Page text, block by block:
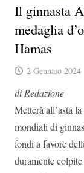
Il ginnasta
medaglia
Hamas
2 Gennaio 2024
di Redazione
Metterà all’asta
mondiali di
fondi a favore
duramente